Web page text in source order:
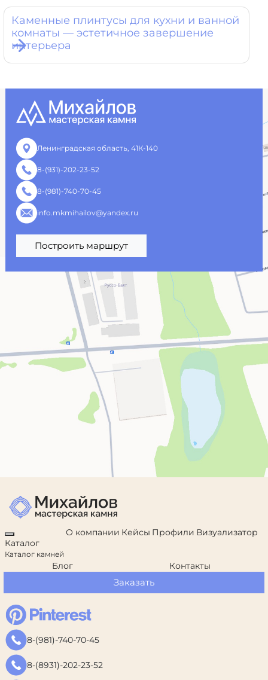
Каменные плинтусы для кухни и ванной
комнаты — эстетичное завершение
интерьера
Ленинградская область, 41К-140
8-(931)-202-23-52
8-(981)-740-70-45
info.mkmihailov@yandex.ru
Построить маршрут
Каталог
Каталог камней
О компании Кейсы Профили Визуализатор
Блог Контакты
Заказать
8-(981)-740-70-45
8-(8931)-202-23-52